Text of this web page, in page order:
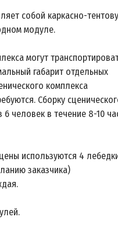
собой каркасно-
модуле.
могут
габарит отдельных
комплекса
Сборку
6 человек в течение 8-10
используются 4
заказчика)